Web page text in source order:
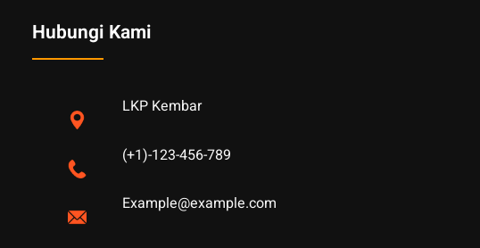
Hubungi Kami
LKP Kembar
(+1)-123-456-789
Example@example.com